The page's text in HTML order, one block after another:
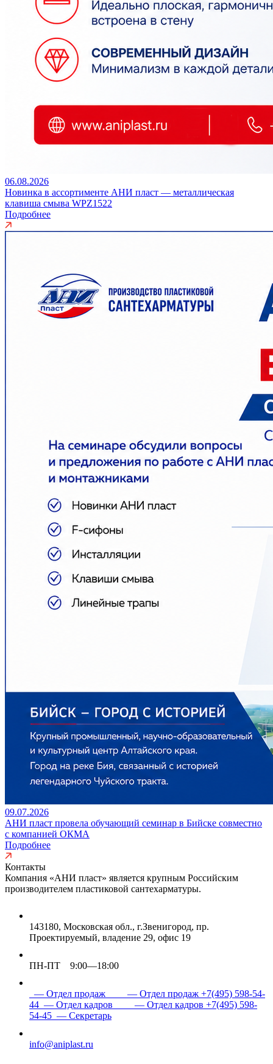
06.08.2026
Новинка в ассортименте АНИ пласт — металлическая
клавиша смыва WPZ1522
Подробнее
09.07.2026
АНИ пласт провела обучающий семинар в Бийске совместно
с компанией ОКМА
Подробнее
Контакты
Компания «АНИ пласт» является крупным Российским
производителем пластиковой сантехарматуры.
143180, Московская обл., г.Звенигород, пр.
Проектируемый, владение 29, офис 19
ПН-ПТ 9:00—18:00
— Отдел продаж — Отдел продаж +7(495) 598-54-
44 — Отдел кадров — Отдел кадров +7(495) 598-
54-45 — Секретарь
info@aniplast.ru